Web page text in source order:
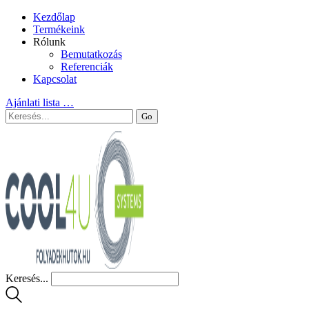
Kezdőlap
Termékeink
Rólunk
Bemutatkozás
Referenciák
Kapcsolat
Ajánlati lista …
Keresés...